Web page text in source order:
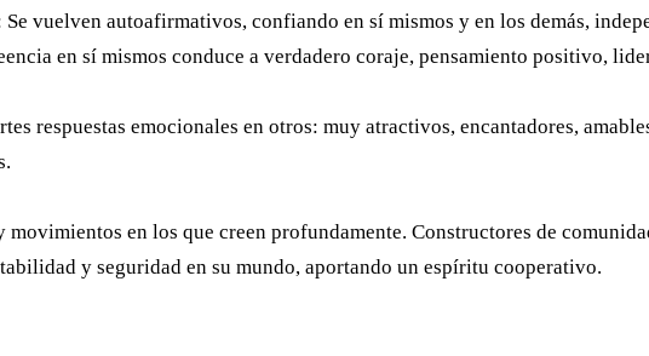
Se vuelven autoafirmativos, confiando en sí mismos y en los demás,
en sí mismos conduce a verdadero coraje, pensamiento positivo,
respuestas emocionales en otros: muy atractivos, encantadores,
en los que creen profundamente. Constructores de
y seguridad en su mundo, aportando un espíritu cooperativo.